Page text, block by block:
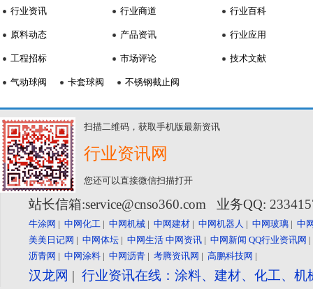
行业资讯
原料动态
工程招标
行业商道
产品资讯
市场评论
行业百科
行业应用
技术文献
气动球阀 卡套球阀 不锈钢截止阀
扫描二维码，获取手机版最新资讯
行业资讯网
您还可以直接微信扫描打开
站长信箱:service@cnso360.com 业务QQ:
牛涂网 | 中网化工 | 中网机械 | 中网建材 | 中网机器人 | 中网玻璃 | 中
美美日记网 | 中网体坛 | 中网生活 中网资讯 | 中网新闻 QQ行业资讯网
沥青网 | 中网涂料 | 中网沥青 | 考腾资讯网 | 高鹏科技网 |
汉龙网 | 行业资讯在线：涂料、建材、化工、